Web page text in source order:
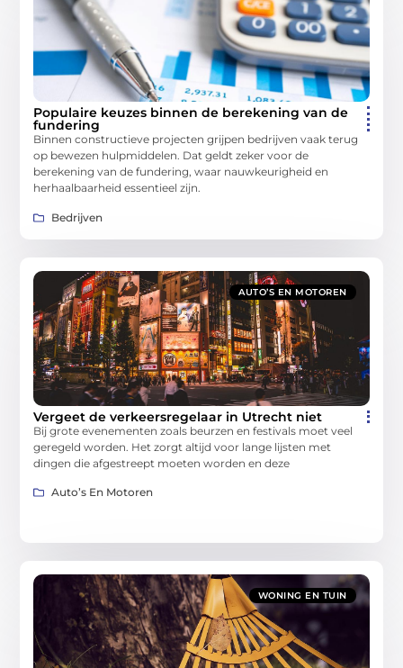
Populaire keuzes binnen de berekening van de
fundering
Binnen constructieve projecten grijpen bedrijven vaak terug
op bewezen hulpmiddelen. Dat geldt zeker voor de
berekening van de fundering, waar nauwkeurigheid en
herhaalbaarheid essentieel zijn.
Bedrijven
AUTO’S EN MOTOREN
Vergeet de verkeersregelaar in Utrecht niet
Bij grote evenementen zoals beurzen en festivals moet veel
geregeld worden. Het zorgt altijd voor lange lijsten met
dingen die afgestreept moeten worden en deze
Auto’s En Motoren
WONING EN TUIN